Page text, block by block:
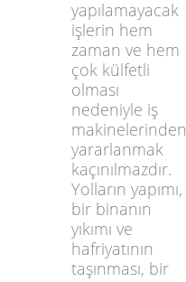
yapılamayacak
işlerin hem
zaman ve hem
çok külfetli
olması
nedeniyle iş
makinelerinden
yararlanmak
kaçınılmazdır.
Yolların yapımı,
bir binanın
yıkımı ve
hafriyatının
taşınması, bir